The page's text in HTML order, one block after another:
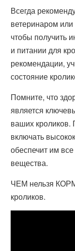
Всегда
ветеринаром
чтобы получить
и питании для
рекомендации,
состояние
Помните, что
является
ваших кроликов.
включать
обеспечит им
вещества.
ЧЕМ нельзя
кроликов.